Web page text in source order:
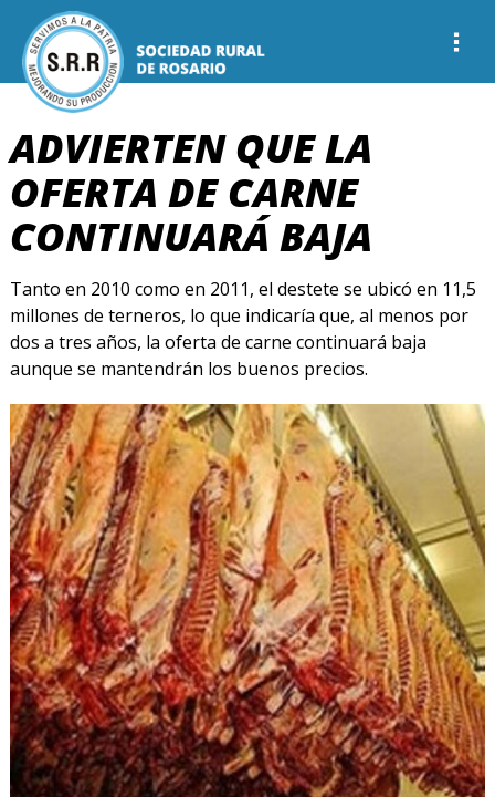
ADVIERTEN QUE LA
OFERTA DE CARNE
CONTINUARÁ BAJA
Tanto en 2010 como en 2011, el destete se ubicó en 11,5
millones de terneros, lo que indicaría que, al menos por
dos a tres años, la oferta de carne continuará baja
aunque se mantendrán los buenos precios.